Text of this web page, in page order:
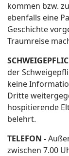
kommen bzw.
ebenfalls eine
Geschichte
Traumreise
der
keine
Dritte
hospitierende
belehrt.
TELEFON -
zwischen 7.00